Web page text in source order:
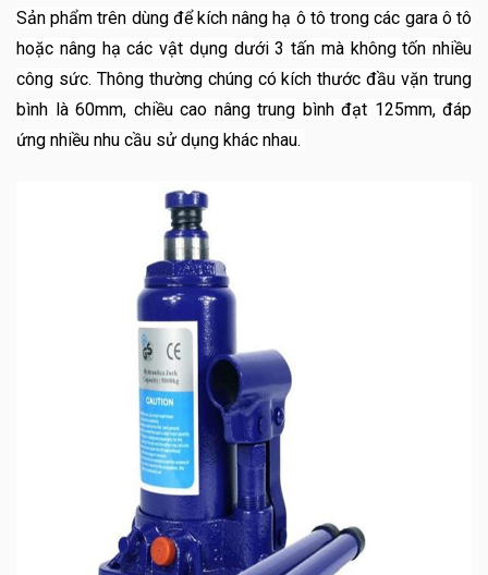
Sản phẩm trên dùng để kích nâng hạ ô tô trong các gara ô tô
hoặc nâng hạ các vật dụng dưới 3 tấn mà không tốn nhiều
công sức. Thông thường chúng có kích thước đầu vặn trung
bình là 60mm, chiều cao nâng trung bình đạt 125mm, đáp
ứng nhiều nhu cầu sử dụng khác nhau.